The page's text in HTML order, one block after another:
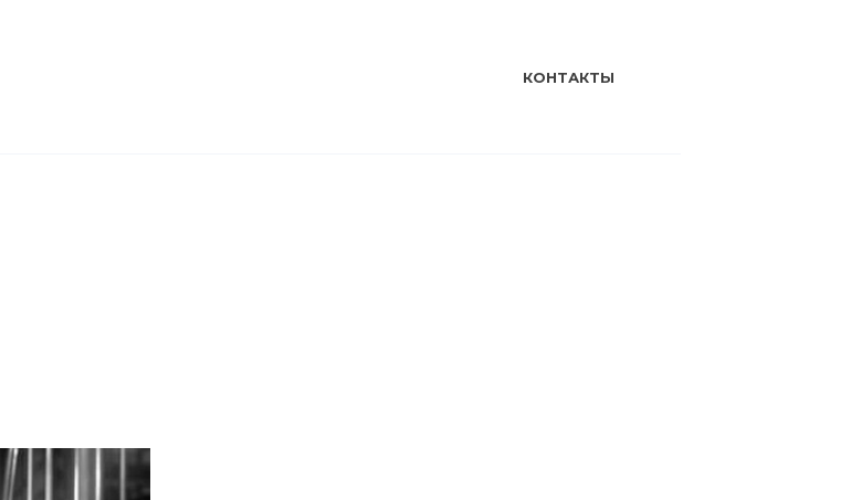
КОНТАКТЫ